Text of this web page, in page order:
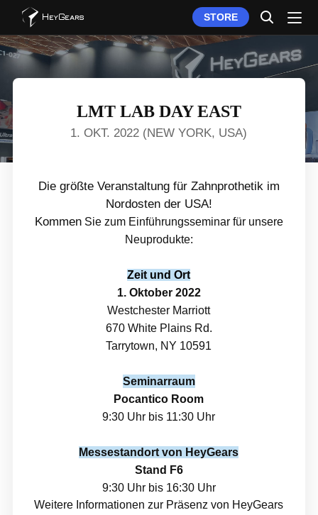
STORE
LMT LAB DAY EAST
1. OKT. 2022 (NEW YORK, USA)
Die größte Veranstaltung für Zahnprothetik im
Nordosten der USA!
KommenSie zum Einführungsseminar für unsere
Neuprodukte:
Zeit und Ort
1. Oktober 2022
Westchester Marriott
670 White Plains Rd.
Tarrytown, NY 10591
Seminarraum
Pocantico Room
9:30 Uhr bis 11:30 Uhr
Messestandort von HeyGears
Stand F6
9:30 Uhr bis 16:30 Uhr
Weitere Informationen zur Präsenz von HeyGears